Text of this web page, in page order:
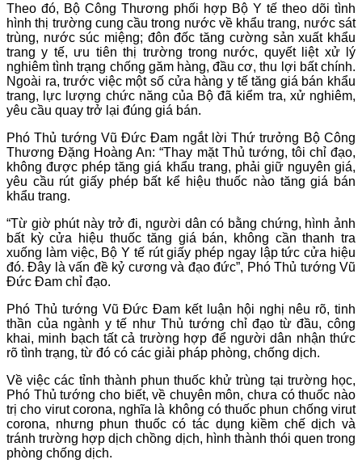
Theo đó, Bộ Công Thương phối hợp Bộ Y tế theo dõi tình
hình thị trường cung cầu trong nước về khẩu trang, nước sát
trùng, nước súc miệng; đôn đốc tăng cường sản xuất khẩu
trang y tế, ưu tiên thị trường trong nước, quyết liệt xử lý
nghiêm tình trạng chống găm hàng, đầu cơ, thu lợi bất chính.
Ngoài ra, trước việc một số cửa hàng y tế tăng giá bán khẩu
trang, lực lượng chức năng của Bộ đã kiểm tra, xử nghiêm,
yêu cầu quay trở lại đúng giá bán.
Phó Thủ tướng Vũ Đức Đam ngắt lời Thứ trưởng Bộ Công
Thương Đặng Hoàng An: “Thay mặt Thủ tướng, tôi chỉ đạo,
không được phép tăng giá khẩu trang, phải giữ nguyên giá,
yêu cầu rút giấy phép bất kể hiệu thuốc nào tăng giá bán
khẩu trang.
“Từ giờ phút này trở đi, người dân có bằng chứng, hình ảnh
bất kỳ cửa hiệu thuốc tăng giá bán, không cần thanh tra
xuống làm việc, Bộ Y tế rút giấy phép ngay lập tức cửa hiệu
đó. Đây là vấn đề kỷ cương và đạo đức”, Phó Thủ tướng Vũ
Đức Đam chỉ đạo.
Phó Thủ tướng Vũ Đức Đam kết luận hội nghị nêu rõ, tinh
thần của ngành y tế như Thủ tướng chỉ đạo từ đầu, công
khai, minh bạch tất cả trường hợp để người dân nhận thức
rõ tình trạng, từ đó có các giải pháp phòng, chống dịch.
Về việc các tỉnh thành phun thuốc khử trùng tại trường học,
Phó Thủ tướng cho biết, về chuyên môn, chưa có thuốc nào
trị cho virut corona, nghĩa là không có thuốc phun chống virut
corona, nhưng phun thuốc có tác dụng kiềm chế dịch và
tránh trường hợp dịch chồng dịch, hình thành thói quen trong
phòng chống dịch.